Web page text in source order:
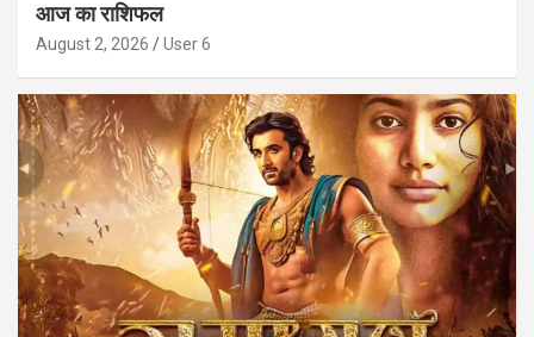
आज का राशिफल
August 2, 2026 User 6